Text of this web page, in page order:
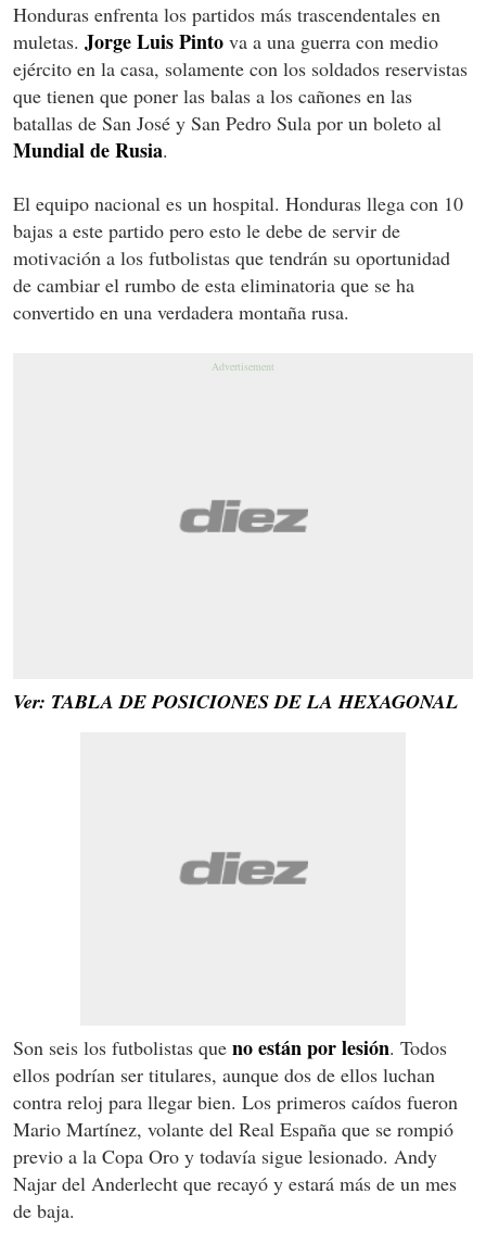
Honduras enfrenta los partidos más trascendentales en
muletas. Jorge Luis Pinto va a una guerra con medio
ejército en la casa, solamente con los soldados reservistas
que tienen que poner las balas a los cañones en las
batallas de San José y San Pedro Sula por un boleto al
Mundial de Rusia.
El equipo nacional es un hospital. Honduras llega con 10
bajas a este partido pero esto le debe de servir de
motivación a los futbolistas que tendrán su oportunidad
de cambiar el rumbo de esta eliminatoria que se ha
convertido en una verdadera montaña rusa.
Ver: TABLA DE POSICIONES DE LA HEXAGONAL
Son seis los futbolistas que no están por lesión. Todos
ellos podrían ser titulares, aunque dos de ellos luchan
contra reloj para llegar bien. Los primeros caídos fueron
Mario Martínez, volante del Real España que se rompió
previo a la Copa Oro y todavía sigue lesionado. Andy
Najar del Anderlecht que recayó y estará más de un mes
de baja.